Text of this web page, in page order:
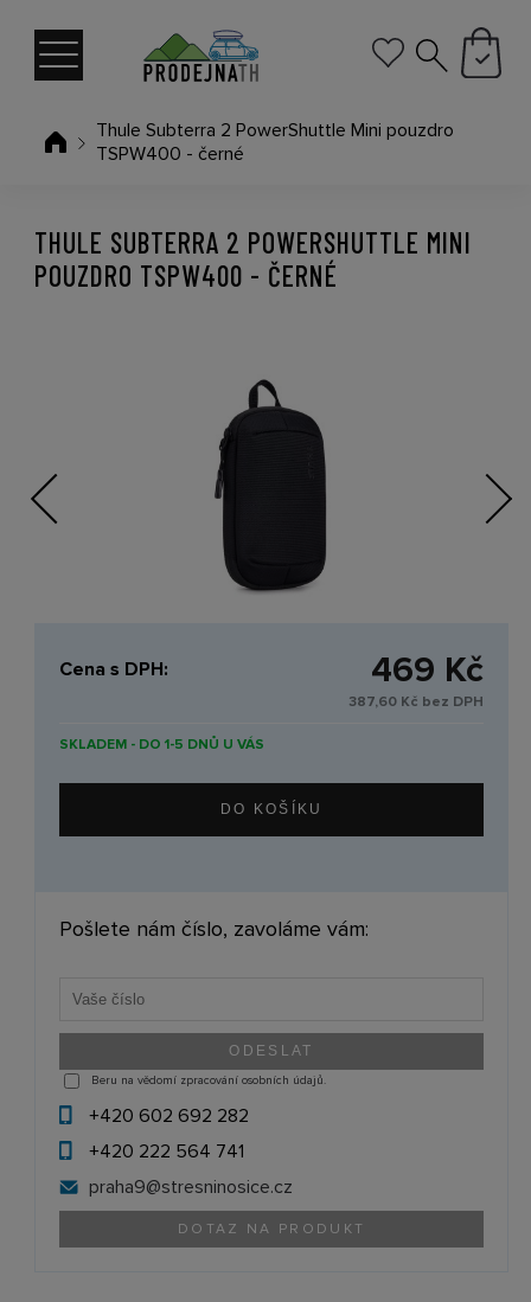
Thule Subterra 2 PowerShuttle Mini pouzdro
TSPW400 - černé
Previous Next
THULE SUBTERRA 2 POWERSHUTTLE MINI
POUZDRO TSPW400 - ČERNÉ
Cena s DPH: 469 Kč
387,60 Kč bez DPH
SKLADEM - DO 1-5 DNŮ U VÁS
Pošlete nám číslo, zavoláme vám:
Beru na vědomí zpracování osobních údajů.
+420 602 692 282
+420 222 564 741
praha9@stresninosice.cz
DOTAZ NA PRODUKT